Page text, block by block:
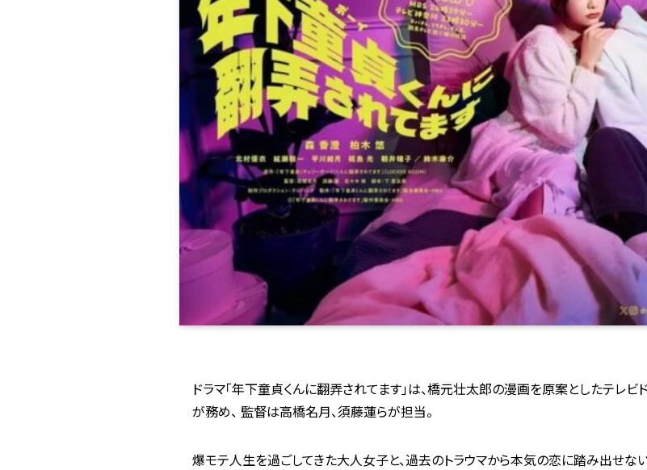
ドラマ「年下童貞くんに翻弄されてます」は、橋元壮太郎の漫画を原案としたテレビ
が務め、 監督は高橋名月、須藤蓮らが担当。
爆モテ人生を過ごしてきた大人女子と、過去のトラウマから本気の恋に踏み出せ